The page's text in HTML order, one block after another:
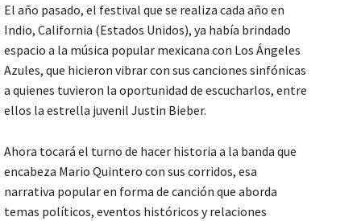
El año pasado, el festival que se realiza cada año en
Indio, California (Estados Unidos), ya había brindado
espacio a la música popular mexicana con Los Ángeles
Azules, que hicieron vibrar con sus canciones sinfónicas
a quienes tuvieron la oportunidad de escucharlos, entre
ellos la estrella juvenil Justin Bieber.
Ahora tocará el turno de hacer historia a la banda que
encabeza Mario Quintero con sus corridos, esa
narrativa popular en forma de canción que aborda
temas políticos, eventos históricos y relaciones